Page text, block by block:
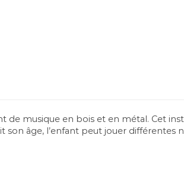
de musique en bois et en métal. Cet
son âge, l’enfant peut jouer